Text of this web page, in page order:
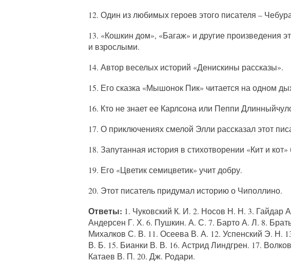
12. Один из любимых героев этого писателя –
13. «Кошкин дом», «Багаж» и другие произведения
и взрослыми.
14. Автор веселых историй «Денискины рассказы».
15. Его сказка «Мышонок Пик» читается на одном
16. Кто не знает ее Карлсона или Пеппи
17. О приключениях смелой Элли рассказал этот
18. Запутанная история в стихотворении «Кит и
19. Его «Цветик семицветик» учит добру.
20. Этот писатель придумал историю о Чиполлино.
Ответы: 1. Чуковский К. И. 2. Носов Н. Н. 3. Гайдар
Андерсен Г. Х. 6. Пушкин. А. С. 7. Барто А. Л. 8.
Михалков С. В. 11. Осеева В. А. 12. Успенский Э. Н.
В. Б. 15. Бианки В. В. 16. Астрид Линдгрен. 17.
Катаев В. П. 20. Дж. Родари.